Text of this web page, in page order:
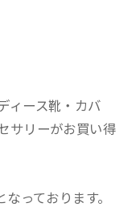
ィース靴・カバ
サリーがお買い得
っております。